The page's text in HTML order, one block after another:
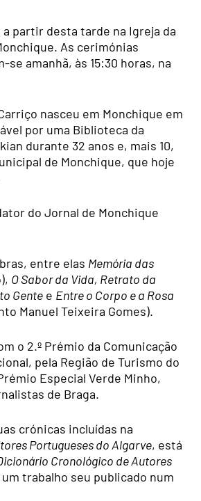
partir desta tarde na Igreja da
As cerimónias
se amanhã, às 15:30 horas, na
nasceu em Monchique em
por uma Biblioteca da
durante 32 anos e, mais 10,
de Monchique, que hoje
do Jornal de Monchique
entre elas Memória das
O Sabor da Vida, Retrato da
Gente e Entre o Corpo e a Rosa
Manuel Teixeira Gomes).
o 2.º Prémio da Comunicação
pela Região de Turismo do
Especial Verde Minho,
de Braga.
crónicas incluídas na
Portugueses do Algarve, está
Cronológico de Autores
trabalho seu publicado num